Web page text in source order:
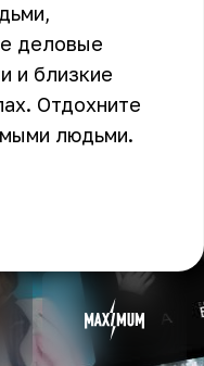
деловые
и близкие
Отдохните
людьми.